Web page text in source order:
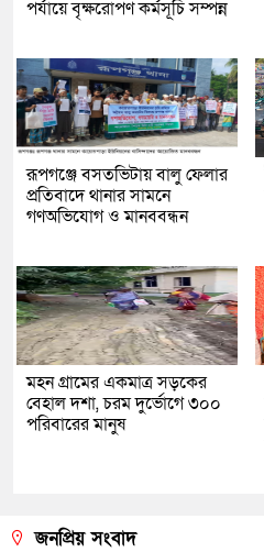
পর্যায়ে বৃক্ষরোপণ কর্মসূচি সম্পন্ন
রূপগঞ্জে বসতভিটায় বালু ফেলার
প্রতিবাদে থানার সামনে
গণঅভিযোগ ও মানববন্ধন
মহন গ্রামের একমাত্র সড়কের
বেহাল দশা, চরম দুর্ভোগে ৩০০
পরিবারের মানুষ
জনপ্রিয় সংবাদ